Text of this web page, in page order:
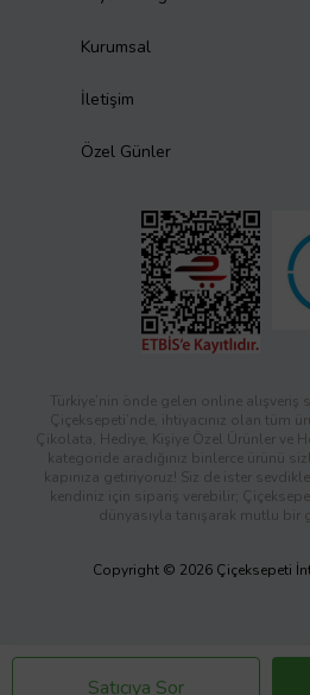
Satıcıya Sor
Kurumsal
İletişim
Özel Günler
Türkiye’nin önde gelen online
Çiçeksepeti’nde, ihtiyacınız olan tüm
Çikolata, Hediye, Kişiye Özel Ürünler ve
kategoride aradığınız binlerce ürünü
kapınıza getiriyoruz! Siz de ister
kendiniz için sipariş verebilir;
dünyasıyla tanışarak mutlu bir
Copyright © 2026 Çiçeksepeti